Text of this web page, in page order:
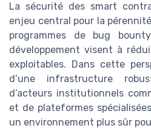
La sécurité des smart
enjeu central pour la
programmes de bug
développement visent à
exploitables. Dans cette
d’une infrastructure
d’acteurs institutionnels
et de plateformes
un environnement plus sûr